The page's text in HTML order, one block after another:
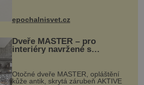
kovový...
epochalnisvet.cz
Dveře MASTER – pro
interiéry navržené s
rozumem i vášní!
Otočné dveře MASTER, opláštění
kůže antik, skrytá zárubeň AKTIVE